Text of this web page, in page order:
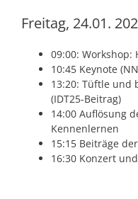
Freitag, 24.01.
09:00: Workshop:
10:45 Keynote
13:20: Tüftle und
(IDT25-Beitrag)
14:00 Auflösung
Kennenlernen
15:15 Beiträge
16:30 Konzert